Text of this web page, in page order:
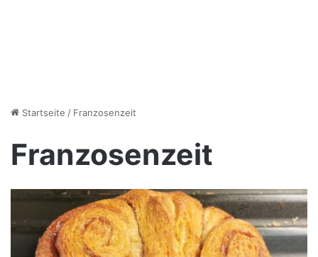
Startseite / Franzosenzeit
Franzosenzeit